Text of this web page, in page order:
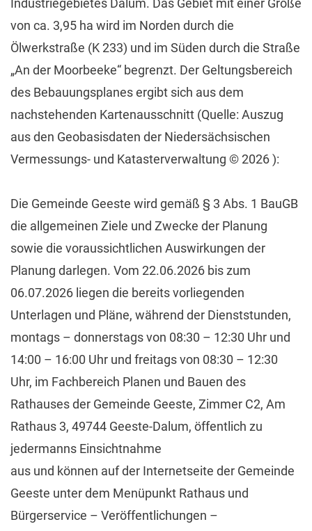
von ca. 3,95 ha wird im Norden durch die
Ölwerkstraße (K 233) und im Süden durch die Straße
„An der Moorbeeke“ begrenzt. Der Geltungsbereich
des Bebauungsplanes ergibt sich aus dem
nachstehenden Kartenausschnitt (Quelle: Auszug
aus den Geobasisdaten der Niedersächsischen
Vermessungs- und Katasterverwaltung © 2026 ):
Die Gemeinde Geeste wird gemäß § 3 Abs. 1 BauGB
die allgemeinen Ziele und Zwecke der Planung
sowie die voraussichtlichen Auswirkungen der
Planung darlegen. Vom 22.06.2026 bis zum
06.07.2026 liegen die bereits vorliegenden
Unterlagen und Pläne, während der Dienststunden,
montags – donnerstags von 08:30 – 12:30 Uhr und
14:00 – 16:00 Uhr und freitags von 08:30 – 12:30
Uhr, im Fachbereich Planen und Bauen des
Rathauses der Gemeinde Geeste, Zimmer C2, Am
Rathaus 3, 49744 Geeste-Dalum, öffentlich zu
jedermanns Einsichtnahme
aus und können auf der Internetseite der Gemeinde
Geeste unter dem Menüpunkt Rathaus und
Bürgerservice – Veröffentlichungen –